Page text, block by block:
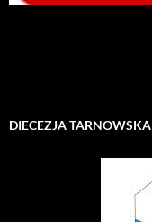
DIECEZJA TARNOWSKA